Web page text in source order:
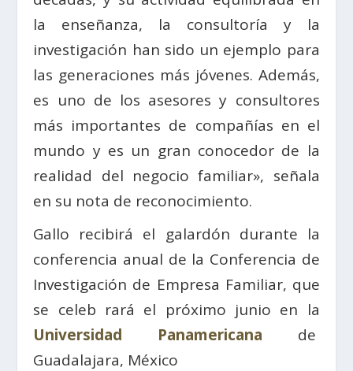
la enseñanza, la consultoría y la
investigación han sido un ejemplo para
las generaciones más jóvenes. Además,
es uno de los asesores y consultores
más importantes de compañías en el
mundo y es un gran conocedor de la
realidad del negocio familiar», señala
en su nota de reconocimiento.
Gallo recibirá el galardón durante la
conferencia anual de la Conferencia de
Investigación de Empresa Familiar, que
se celeb rará el próximo junio en la
Universidad Panamericana de
Guadalajara, México